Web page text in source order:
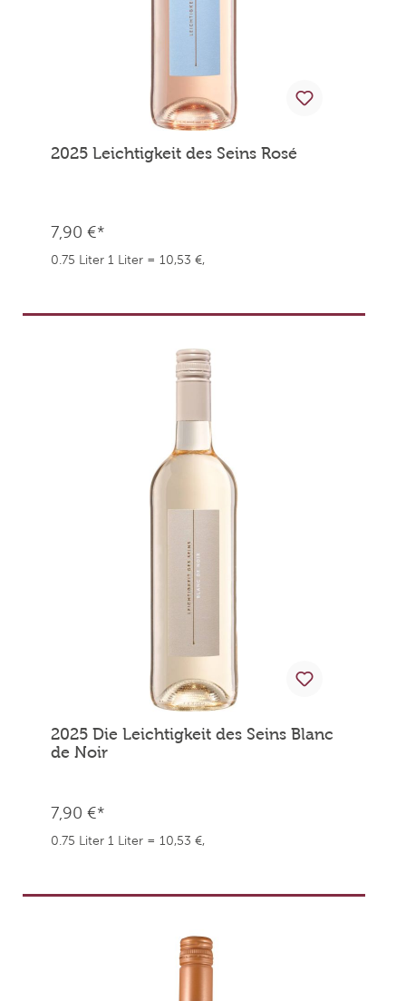
2025 Leichtigkeit des Seins Rosé
7,90 €*
0.75 Liter 1 Liter = 10,53 €,
2025 Die Leichtigkeit des Seins Blanc
de Noir
7,90 €*
0.75 Liter 1 Liter = 10,53 €,